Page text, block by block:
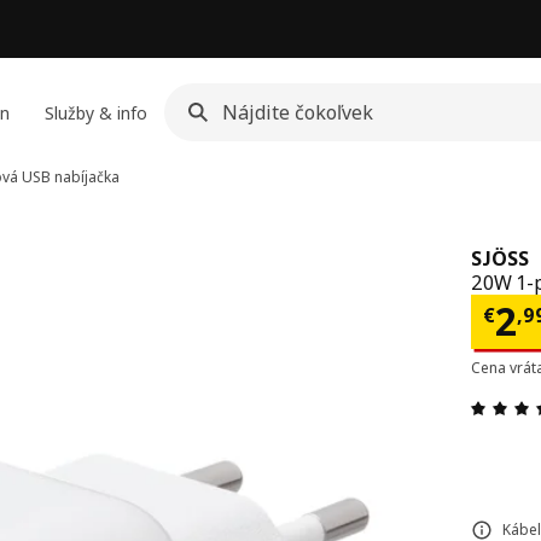
Služby & info
USB nabíjačka
SJÖSS
20W
€2,
Cena